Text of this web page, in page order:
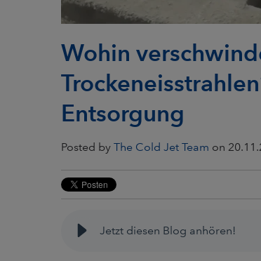
Wohin
Entsorgung
Posted by The Cold Jet Team on
Jetzt diesen Blog anhören!